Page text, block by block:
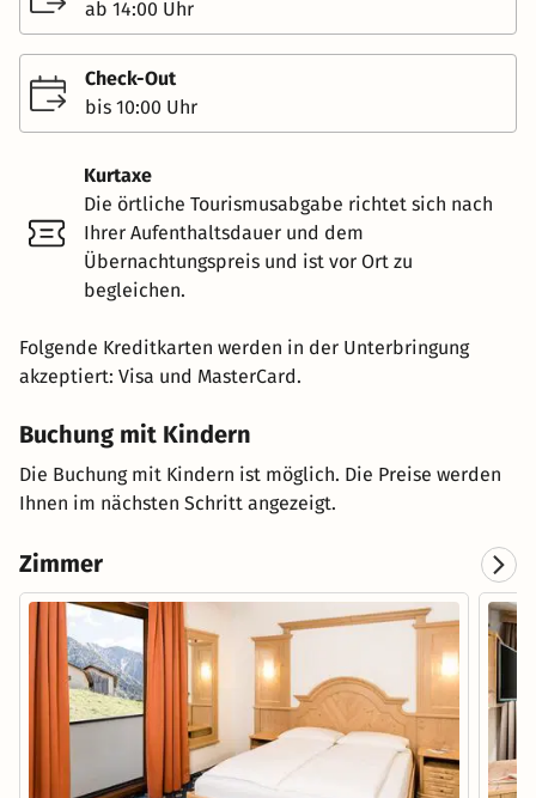
ab 14:00 Uhr
Check-Out
bis 10:00 Uhr
Kurtaxe
Die örtliche Tourismusabgabe richtet sich nach
Ihrer Aufenthaltsdauer und dem
Übernachtungspreis und ist vor Ort zu
begleichen.
Folgende Kreditkarten werden in der Unterbringung
akzeptiert: Visa und MasterCard.
Buchung mit Kindern
Die Buchung mit Kindern ist möglich. Die Preise werden
Ihnen im nächsten Schritt angezeigt.
Zimmer